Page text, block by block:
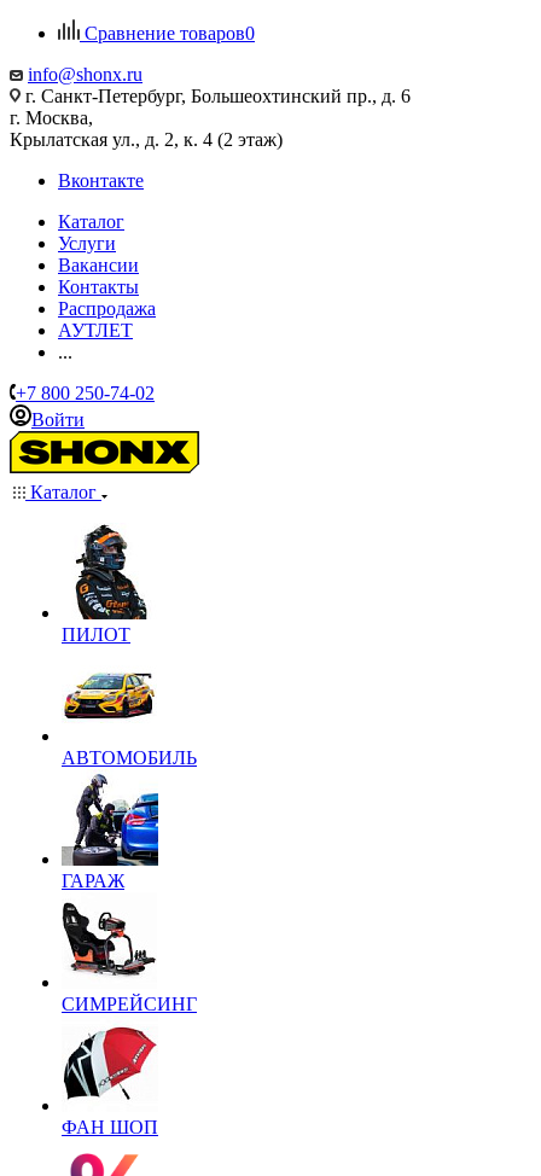
Сравнение товаров0
info@shonx.ru
г. Санкт-Петербург, Большеохтинский пр., д. 6
г. Москва,
Крылатская ул., д. 2, к. 4 (2 этаж)
Вконтакте
Каталог
Услуги
Вакансии
Контакты
Распродажа
АУТЛЕТ
...
+7 800 250-74-02
Войти
Каталог
ПИЛОТ
АВТОМОБИЛЬ
ГАРАЖ
СИМРЕЙСИНГ
ФАН ШОП